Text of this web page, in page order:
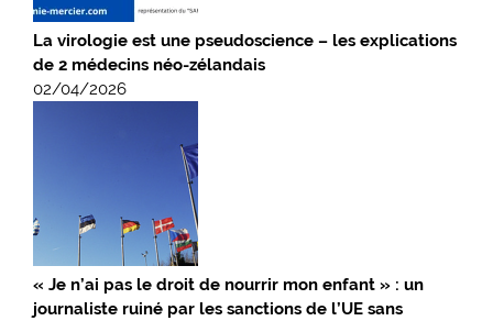
La virologie est une pseudoscience – les explications
de 2 médecins néo-zélandais
02/04/2026
« Je n’ai pas le droit de nourrir mon enfant » : un
journaliste ruiné par les sanctions de l’UE sans